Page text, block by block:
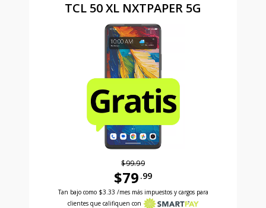
TCL 50 XL NXTPAPER 5G
$99.99
$79 .99
Antes el precio era 99 dollars and 99 cents Ahora
Tan bajo como $3.33 /mes más impuestos y cargos para
clientes que califiquen con